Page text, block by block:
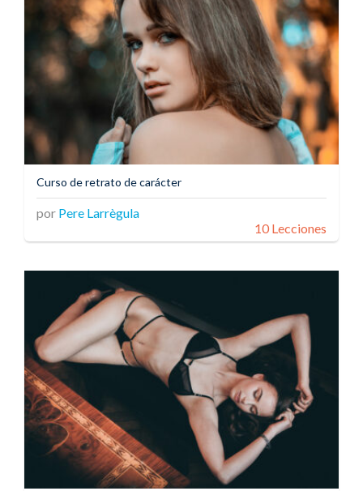
Curso de retrato de carácter
por Pere Larrègula
10 Lecciones